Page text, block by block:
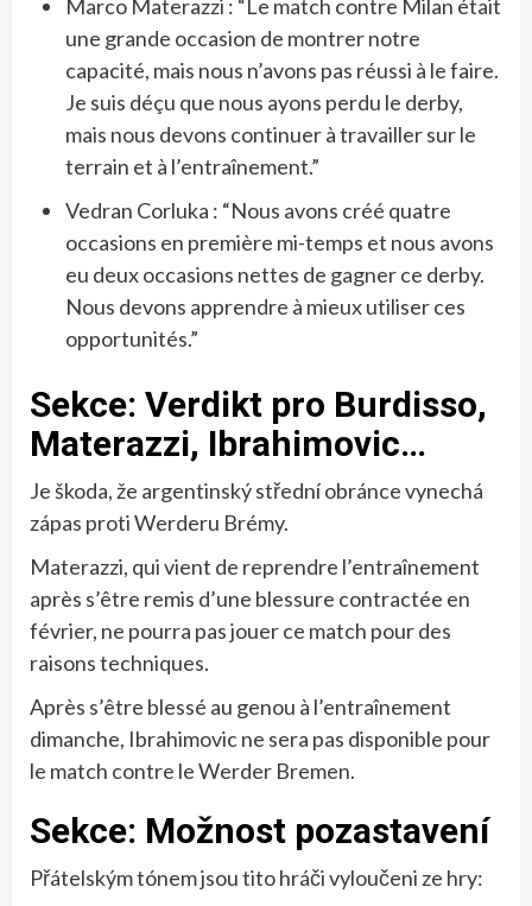
Marco Materazzi : “Le match contre Milan était
une grande occasion de montrer notre
capacité, mais nous n’avons pas réussi à le faire.
Je suis déçu que nous ayons perdu le derby,
mais nous devons continuer à travailler sur le
terrain et à l’entraînement.”
Vedran Corluka : “Nous avons créé quatre
occasions en première mi-temps et nous avons
eu deux occasions nettes de gagner ce derby.
Nous devons apprendre à mieux utiliser ces
opportunités.”
Sekce: Verdikt pro Burdisso,
Materazzi, Ibrahimovic…
Je škoda, že argentinský střední obránce vynechá
zápas proti Werderu Brémy.
Materazzi, qui vient de reprendre l’entraînement
après s’être remis d’une blessure contractée en
février, ne pourra pas jouer ce match pour des
raisons techniques.
Après s’être blessé au genou à l’entraînement
dimanche, Ibrahimovic ne sera pas disponible pour
le match contre le Werder Bremen.
Sekce: Možnost pozastavení
Přátelským tónem jsou tito hráči vyloučeni ze hry: